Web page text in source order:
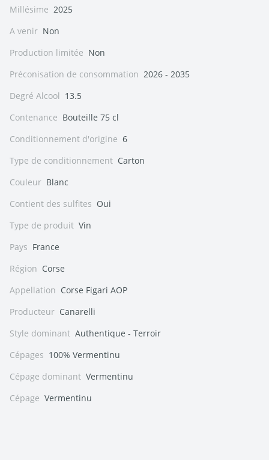
Millésime 2025
A venir Non
Production limitée Non
Préconisation de consommation 2026 - 2035
Degré Alcool 13.5
Contenance Bouteille 75 cl
Conditionnement d'origine 6
Type de conditionnement Carton
Couleur Blanc
Contient des sulfites Oui
Type de produit Vin
Pays France
Région Corse
Appellation Corse Figari AOP
Producteur Canarelli
Style dominant Authentique - Terroir
Cépages 100% Vermentinu
Cépage dominant Vermentinu
Cépage Vermentinu